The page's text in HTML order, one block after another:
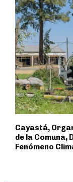
Cayastá,
de la Comuna,
Fenómeno